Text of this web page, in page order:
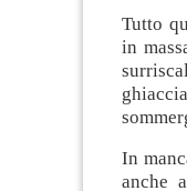
Tutto
in
In
anche